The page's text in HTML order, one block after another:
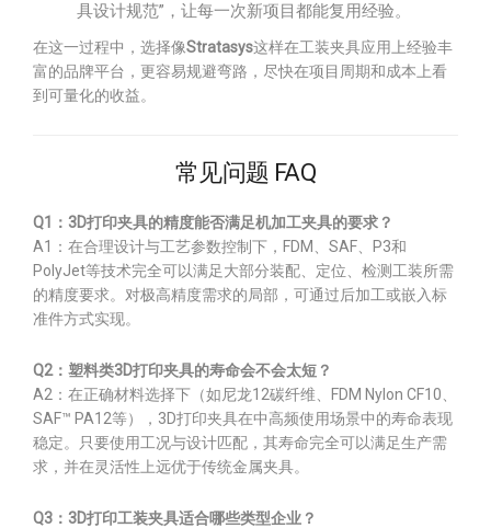
具设计规范”，让每一次新项目都能复用经验。
在这一过程中，选择像Stratasys这样在工装夹具应用上经验丰
富的品牌平台，更容易规避弯路，尽快在项目周期和成本上看
到可量化的收益。
常见问题 FAQ
Q1：3D打印夹具的精度能否满足机加工夹具的要求？
A1：在合理设计与工艺参数控制下，FDM、SAF、P3和
PolyJet等技术完全可以满足大部分装配、定位、检测工装所需
的精度要求。对极高精度需求的局部，可通过后加工或嵌入标
准件方式实现。
Q2：塑料类3D打印夹具的寿命会不会太短？
A2：在正确材料选择下（如尼龙12碳纤维、FDM Nylon CF10、
SAF™ PA12等），3D打印夹具在中高频使用场景中的寿命表现
稳定。只要使用工况与设计匹配，其寿命完全可以满足生产需
求，并在灵活性上远优于传统金属夹具。
Q3：3D打印工装夹具适合哪些类型企业？